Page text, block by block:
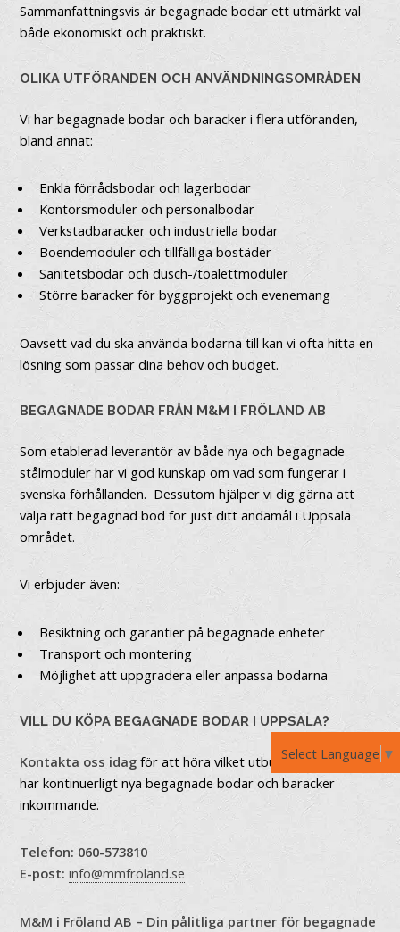
Select Language ▼
Sammanfattningsvis är begagnade bodar ett utmärkt val
både ekonomiskt och praktiskt.
OLIKA UTFÖRANDEN OCH ANVÄNDNINGSOMRÅDEN
Vi har begagnade bodar och baracker i flera utföranden,
bland annat:
Enkla förrådsbodar och lagerbodar
Kontorsmoduler och personalbodar
Verkstadbaracker och industriella bodar
Boendemoduler och tillfälliga bostäder
Sanitetsbodar och dusch-/toalettmoduler
Större baracker för byggprojekt och evenemang
Oavsett vad du ska använda bodarna till kan vi ofta hitta en
lösning som passar dina behov och budget.
BEGAGNADE BODAR FRÅN M&M I FRÖLAND AB
Som etablerad leverantör av både nya och begagnade
stålmoduler har vi god kunskap om vad som fungerar i
svenska förhållanden. Dessutom hjälper vi dig gärna att
välja rätt begagnad bod för just ditt ändamål i Uppsala
området.
Vi erbjuder även:
Besiktning och garantier på begagnade enheter
Transport och montering
Möjlighet att uppgradera eller anpassa bodarna
VILL DU KÖPA BEGAGNADE BODAR I UPPSALA?
Kontakta oss idag för att höra vilket utbud vi har just nu. Vi
har kontinuerligt nya begagnade bodar och baracker
inkommande.
Telefon: 060-573810
E-post: info@mmfroland.se
M&M i Fröland AB – Din pålitliga partner för begagnade